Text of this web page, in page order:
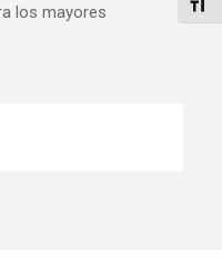
los mayores